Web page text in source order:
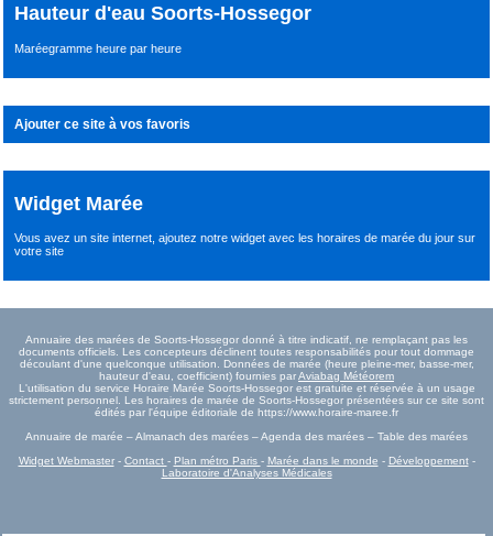
Hauteur d'eau Soorts-Hossegor
Maréegramme heure par heure
Ajouter ce site à vos favoris
Widget Marée
Vous avez un site internet,ajoutez notre widget avec les horaires de marée du joursur
votre site
Annuaire des marées de Soorts-Hossegor donné à titre indicatif, ne remplaçant pas les
documents officiels. Les concepteurs déclinent toutes responsabilités pour tout dommage
découlant d'une quelconque utilisation. Données de marée (heure pleine-mer, basse-mer,
hauteur d'eau, coefficient) fournies parAviabag Météorem
L'utilisation du service Horaire Marée Soorts-Hossegor est gratuite et réservée à un usage
strictement personnel. Les horaires de marée de Soorts-Hossegor présentées sur ce site sont
édités par l'équipe éditoriale de https://www.horaire-maree.fr
Annuaire de marée – Almanach des marées – Agenda des marées – Table des marées
Widget Webmaster- Contact - Plan métro Paris - Marée dans le monde - Développement-
Laboratoire d'Analyses Médicales